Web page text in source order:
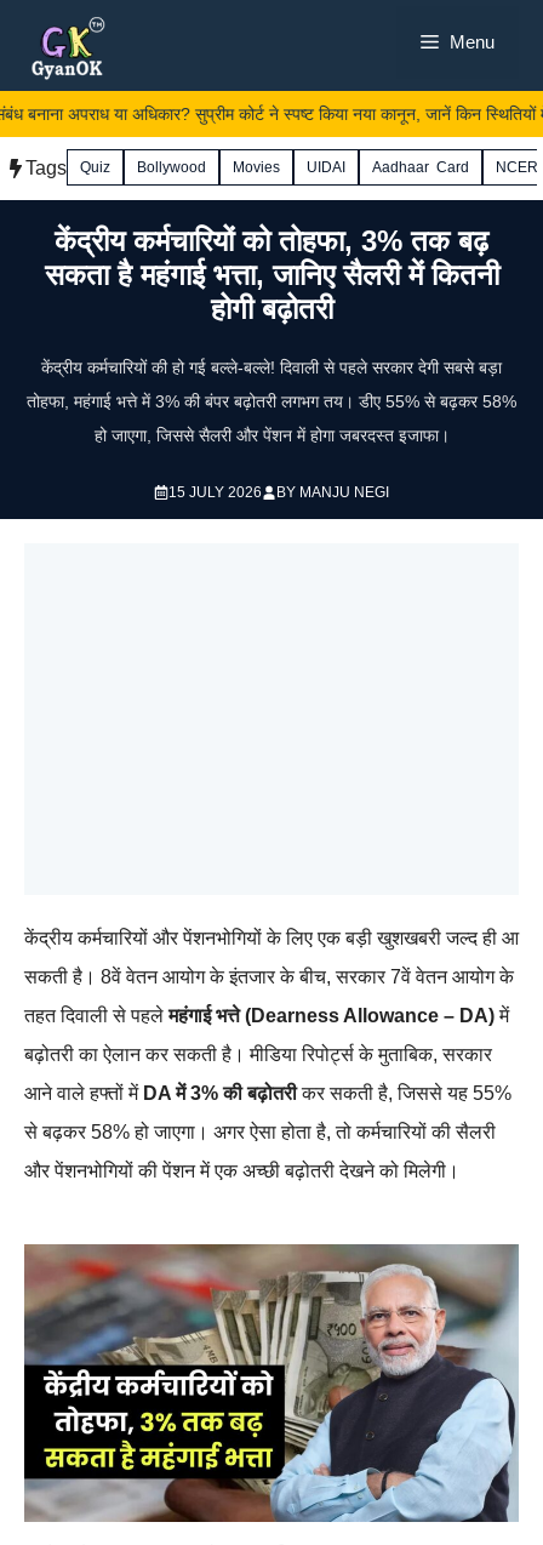
content
Menu
बनाना अपराध या अधिकार? सुप्रीम कोर्ट ने स्पष्ट किया नया कानून, जानें किन स्थितियों
Tags Quiz Bollywood Movies UIDAI Aadhaar Card
केंद्रीय कर्मचारियों को तोहफा, 3% तक बढ़
सकता है महंगाई भत्ता, जानिए सैलरी में कितनी
होगी बढ़ोतरी
केंद्रीय कर्मचारियों की हो गई बल्ले-बल्ले! दिवाली से पहले सरकार देगी सबसे बड़ा
तोहफा, महंगाई भत्ते में 3% की बंपर बढ़ोतरी लगभग तय। डीए 55% से बढ़कर 58%
हो जाएगा, जिससे सैलरी और पेंशन में होगा जबरदस्त इजाफा।
15 JULY 2026 BY MANJU NEGI
केंद्रीय कर्मचारियों और पेंशनभोगियों के लिए एक बड़ी खुशखबरी जल्द ही आ
सकती है। 8वें वेतन आयोग के इंतजार के बीच, सरकार 7वें वेतन आयोग के
तहत दिवाली से पहलेमहंगाई भत्ते (Dearness Allowance – DA)में
बढ़ोतरी का ऐलान कर सकती है। मीडिया रिपोर्ट्स के मुताबिक, सरकार
आने वाले हफ्तों में DA में 3% की बढ़ोतरीकर सकती है, जिससे यह 55%
से बढ़कर 58% हो जाएगा। अगर ऐसा होता है, तो कर्मचारियों की सैलरी
और पेंशनभोगियों की पेंशन में एक अच्छी बढ़ोतरी देखने को मिलेगी।